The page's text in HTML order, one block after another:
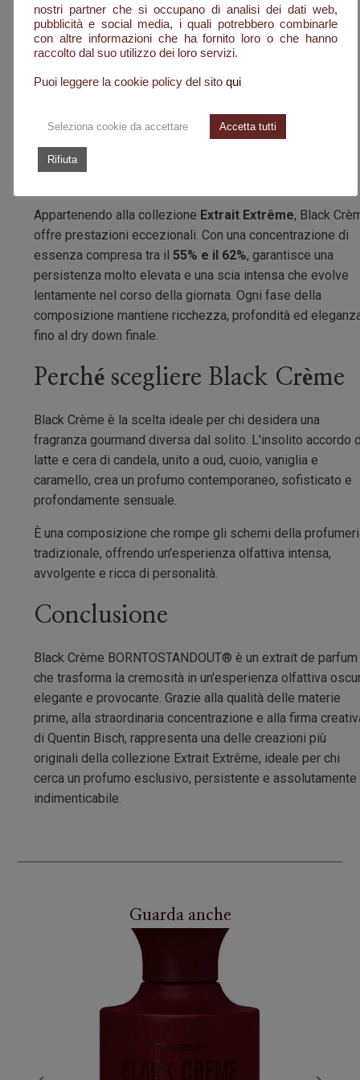
serate primaverili più fresche. È perfetta per occasioni
speciali, cene eleganti e momenti in cui si desidera
indossare un profumo capace di lasciare il segno.
La sua anima unisex lo rende adatto a chiunque ami le
composizioni cremose, cuoiate e ambrate dal forte
carattere.
Persistenza e scia
Appartenendo alla collezione Extrait Extrême, Black
offre prestazioni eccezionali. Con una concentrazione di
essenza compresa tra il55% e il 62%, garantisce una
persistenza molto elevata e una scia intensa che evolve
lentamente nel corso della giornata. Ogni fase della
composizione mantiene ricchezza, profondità ed
fino al dry down finale.
Perché scegliere Black Crème
Black Crème è la scelta ideale per chi desidera una
fragranza gourmand diversa dal solito. L'insolito accordo
latte e cera di candela, unito a oud, cuoio, vaniglia e
caramello, crea un profumo contemporaneo, sofisticato e
profondamente sensuale.
È una composizione che rompe gli schemi della
tradizionale, offrendo un'esperienza olfattiva intensa,
avvolgente e ricca di personalità.
Conclusione
Black Crème BORNTOSTANDOUT® è un extrait de parfum
che trasforma la cremosità in un'esperienza olfattiva
elegante e provocante. Grazie alla qualità delle materie
prime, alla straordinaria concentrazione e alla firma
di Quentin Bisch, rappresenta una delle creazioni più
originali della collezione Extrait Extrême, ideale per chi
cerca un profumo esclusivo, persistente e assolutamente
indimenticabile.
Guarda anche
nostri partner che si occupano di analisi dei dati web,
pubblicità e social media, i quali potrebbero combinarle
con altre informazioni che ha fornito loro o che hanno
raccolto dal suo utilizzo dei loro servizi.
Puoi leggere la cookie policy del sito qui
Seleziona cookie da accettare Accetta tutti
Rifiuta